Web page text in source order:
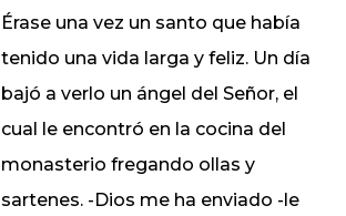
Érase una vez un santo que había
tenido una vida larga y feliz. Un día
bajó a verlo un ángel del Señor, el
cual le encontró en la cocina del
monasterio fregando ollas y
sartenes. -Dios me ha enviado -le